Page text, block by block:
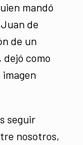
mandó
de
de un
como
seguir
nosotros,